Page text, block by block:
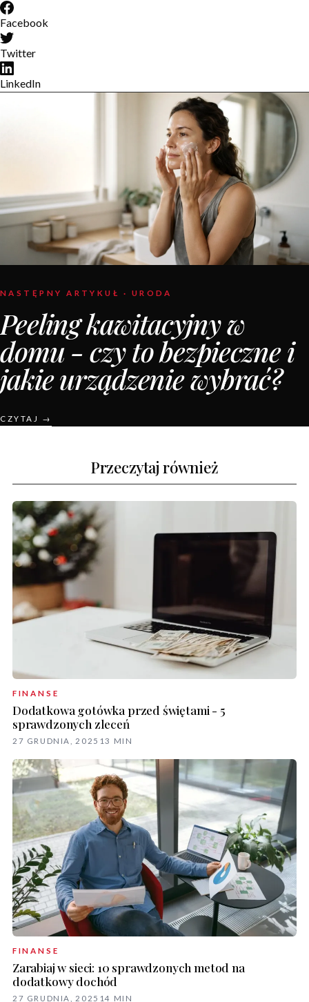
Facebook
Twitter
LinkedIn
NASTĘPNY ARTYKUŁ · URODA
Peeling kawitacyjny w
domu - czy to bezpieczne i
jakie urządzenie wybrać?
CZYTAJ →
Przeczytaj również
FINANSE
Dodatkowa gotówka przed świętami - 5
sprawdzonych zleceń
27 GRUDNIA, 2025 13 MIN
FINANSE
Zarabiaj w sieci: 10 sprawdzonych metod na
dodatkowy dochód
27 GRUDNIA, 2025 14 MIN